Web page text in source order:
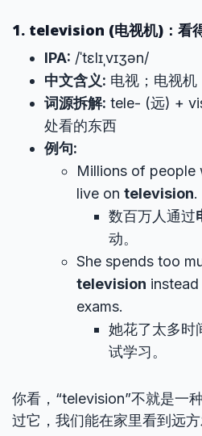
1. television (电视机)：看
IPA: /ˈtɛlɪˌvɪʒən/
中文含义: 电视；电视
词源拆解: tele- (远) +
处看的东西
例句:
Millions of people
live on television.
数百万人通过
动。
She spends too
television
exams.
她花了太多时
试学习。
你看，“television”不就是一
过它，我们能在家里看到远方